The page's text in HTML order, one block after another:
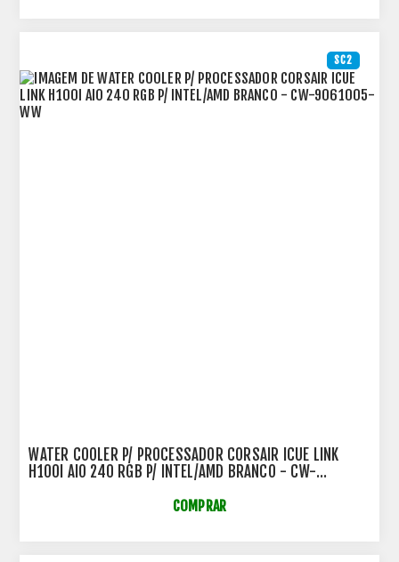
SC2
WATER COOLER P/ PROCESSADOR CORSAIR ICUE LINK
H100I AIO 240 RGB P/ INTEL/AMD BRANCO - CW-
COMPRAR